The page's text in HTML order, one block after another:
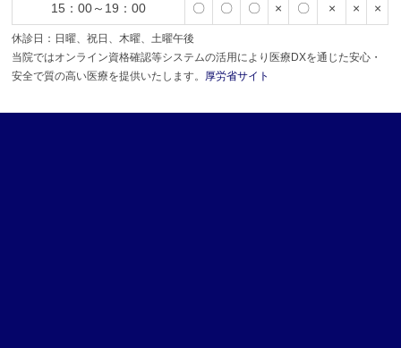
15：00～19：00 〇 〇 〇 × 〇 × × ×
休診日：日曜、祝日、木曜、土曜午後
当院ではオンライン資格確認等システムの活用により医療DXを通じた安心・
安全で質の高い医療を提供いたします。 厚労省サイト